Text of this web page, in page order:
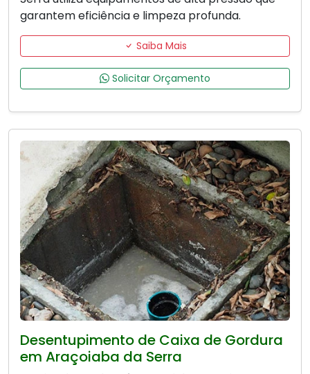
garantem eficiência e limpeza profunda.
Saiba Mais
Solicitar Orçamento
Desentupimento de Caixa de Gordura
em Araçoiaba da Serra